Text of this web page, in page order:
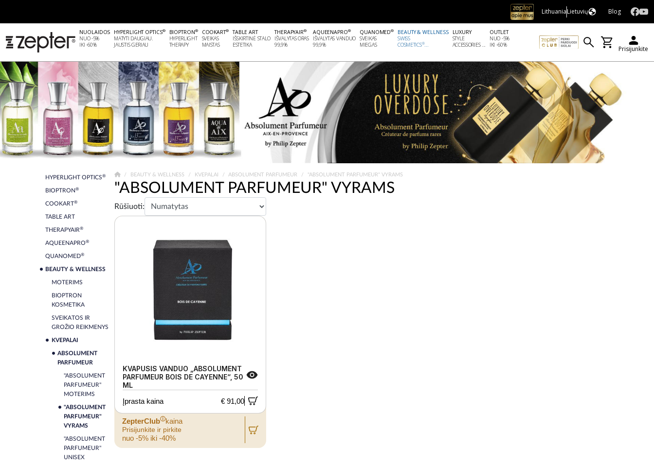
LithuaniaLietuvių Blog
NUOLAIDOS
NUO -5%
IKI -60%
HYPERLIGHT OPTICS®
MATYTI DAUGIAU.
JAUSTIS GERIAU
BIOPTRON®
HYPERLIGHT
THERAPY
COOKART®
SVEIKAS
MAISTAS
TABLE ART
IŠSKIRTINĖ STALO
ESTETIKA
THERAPYAIR®
IŠVALYTAS ORAS
99,9%
AQUEENAPRO®
IŠVALYTAS VANDUO
99,9%
QUANOMED®
SVEIKAS
MIEGAS
BEAUTY & WELLNESS
SWISS
COSMETICS®...
LUXURY
STYLE
ACCESSORIES ...
OUTLET
NUO -5%
IKI -60%
Prisijunkite
HYPERLIGHT OPTICS®
BIOPTRON®
COOKART®
TABLE ART
THERAPYAIR®
AQUEENAPRO®
QUANOMED®
BEAUTY & WELLNESS
MOTERIMS
BIOPTRON
KOSMETIKA
SVEIKATOS IR
GROŽIO REIKMENYS
KVEPALAI
ABSOLUMENT
PARFUMEUR
"ABSOLUMENT
PARFUMEUR"
MOTERIMS
"ABSOLUMENT
PARFUMEUR"
VYRAMS
"ABSOLUMENT
PARFUMEUR"
UNISEX
BEAUTY & WELLNESS KVEPALAI ABSOLUMENT PARFUMEUR "ABSOLUMENT PARFUMEUR" VYRAMS
"ABSOLUMENT PARFUMEUR" VYRAMS
Rūšiuoti:
KVAPUSIS VANDUO „ABSOLUMENT
PARFUMEUR BOIS DE CAYENNE“, 50
ML
Įprasta kaina
€ 91,00
ZepterClubⓘkaina
Prisijunkite ir pirkite
nuo -5% iki -40%